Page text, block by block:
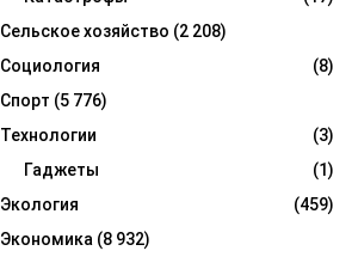
Сельское хозяйство (2 208)
Социология
(8)
Спорт (5 776)
Технологии
(3)
Гаджеты
(1)
Экология
(459)
Экономика (8 932)